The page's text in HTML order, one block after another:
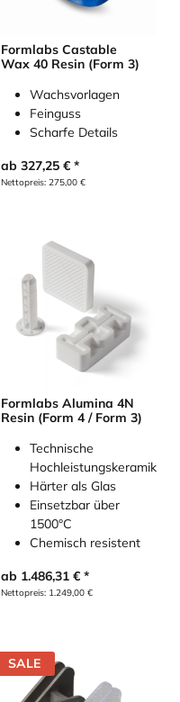
Formlabs Castable
Wax 40 Resin (Form 3)
Wachsvorlagen
Feinguss
Scharfe Details
ab 327,25€
Nettopreis: 275,00€
Formlabs Alumina 4N
Resin (Form 4 / Form 3)
Technische
Hochleistungskeramik
Härter als Glas
Einsetzbar über
1500°C
Chemisch resistent
ab 1.486,31€
Nettopreis: 1.249,00€
SALE